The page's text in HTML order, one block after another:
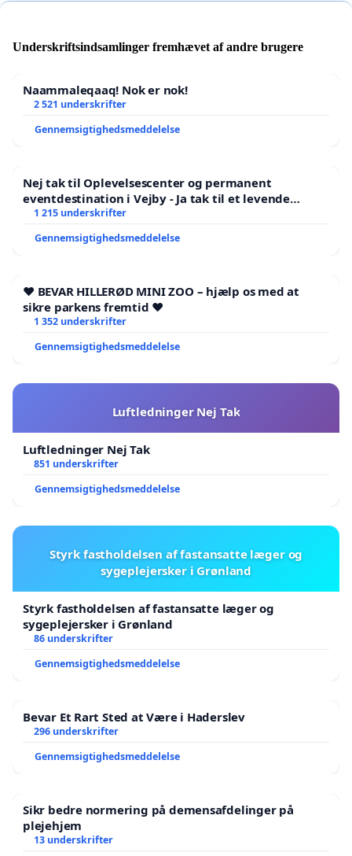
Underskriftsindsamlinger fremhævet af andre brugere
Naammaleqaaq! Nok er nok!
2 521 underskrifter
Gennemsigtighedsmeddelelse
Nej tak til Oplevelsescenter og permanent
eventdestination i Vejby - Ja tak til et levende
lokalområde i balance
1 215 underskrifter
Gennemsigtighedsmeddelelse
❤️ BEVAR HILLERØD MINI ZOO – hjælp os med at
sikre parkens fremtid ❤️
1 352 underskrifter
Gennemsigtighedsmeddelelse
Luftledninger Nej Tak
Luftledninger Nej Tak
851 underskrifter
Gennemsigtighedsmeddelelse
Styrk fastholdelsen af fastansatte læger og
sygeplejersker i Grønland
Styrk fastholdelsen af fastansatte læger og
sygeplejersker i Grønland
86 underskrifter
Gennemsigtighedsmeddelelse
Bevar Et Rart Sted at Være i Haderslev
296 underskrifter
Gennemsigtighedsmeddelelse
Sikr bedre normering på demensafdelinger på
plejehjem
13 underskrifter